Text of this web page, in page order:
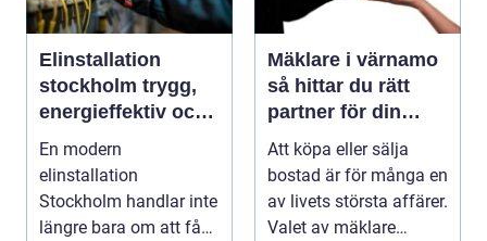
Elinstallation
stockholm trygg,
energieffektiv och
framtidssäker el i
företagslokaler
En modern
elinstallation
Stockholm handlar inte
längre bara om att få
Mäklare i värnamo
så hittar du rätt
partner för din
bostadsaffär
Att köpa eller sälja
bostad är för många en
av livets största affärer.
Valet av mäklare